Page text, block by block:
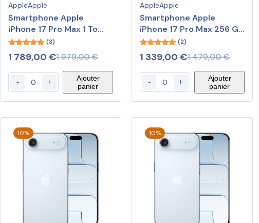
AppleApple
Smartphone Apple
iPhone 17 Pro Max 1 To
Bleu Intense
out of 5
(3)
1 979,00€
1 789,00 €
- +
Ajouter
panier
AppleApple
Smartphone Apple
iPhone 17 Pro Max 256 Go
Argent
out of 5
(2)
1 479,00€
1 339,00€
- +
Ajouter
panier
10% 10%